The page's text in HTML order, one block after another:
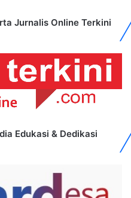
Jurnalis Online Terkini
Edukasi & Dedikasi